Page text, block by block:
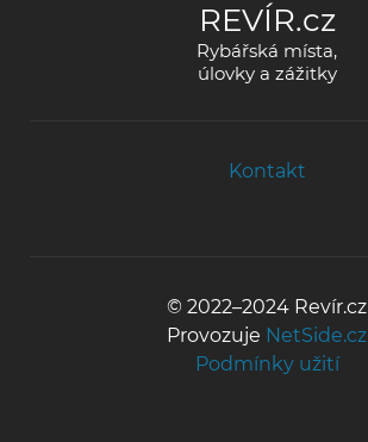
REVÍR.cz
Rybářská místa,
úlovky a zážitky
Kontakt
© 2022–2024 Revír.cz
Provozuje NetSide.cz
Podmínky užití